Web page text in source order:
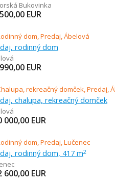
Bukovinka
EUR
rodinný dom
EUR
chalupa, rekreačný domček
000,00 EUR
rodinný dom, 417 m2
600,00 EUR